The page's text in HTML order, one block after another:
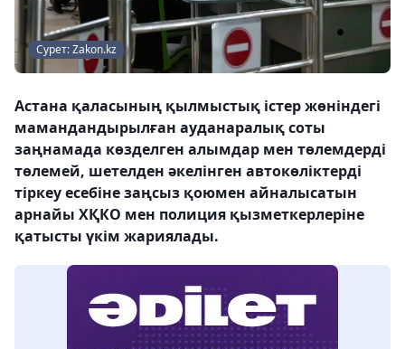
Сурет: Zakon.kz
Астана қаласының қылмыстық істер жөніндегі
мамандандырылған ауданаралық соты
заңнамада көзделген алымдар мен төлемдерді
төлемей, шетелден әкелінген автокөліктерді
тіркеу есебіне заңсыз қоюмен айналысатын
арнайы ХҚКО мен полиция қызметкерлеріне
қатысты үкім жариялады.